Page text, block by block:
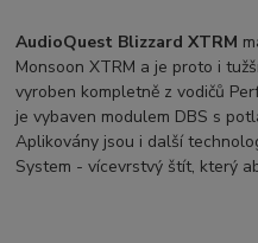
AudioQuest Blizzard XTRM
Monsoon XTRM a je proto i
vyroben kompletně z vodičů
je vybaven modulem DBS s
Aplikovány jsou i další
System - vícevrstvý štít, který